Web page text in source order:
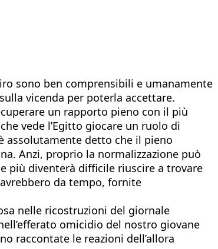
sono ben comprensibili e umanamente
vicenda per poterla accettare.
un rapporto pieno con il più
vede l’Egitto giocare un ruolo di
assolutamente detto che il pieno
Anzi, proprio la normalizzazione può
più diventerà difficile riuscire a trovare
da tempo, fornite
nelle ricostruzioni del giornale
omicidio del nostro giovane
raccontate le reazioni dell’allora